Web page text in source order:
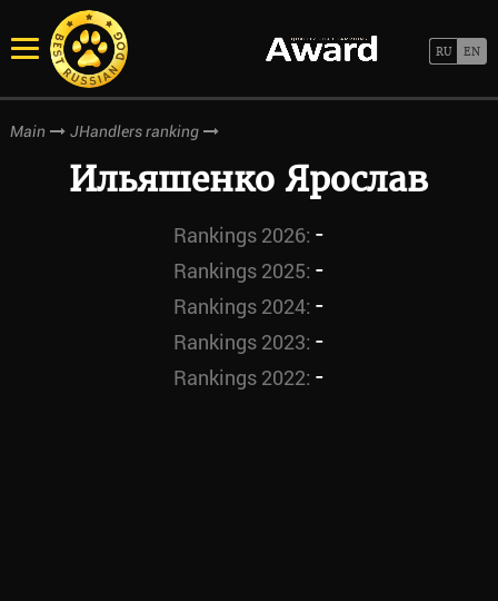
Main JHandlers ranking
Ильяшенко Ярослав
Rankings 2026:-
Rankings 2025:-
Rankings 2024:-
Rankings 2023:-
Rankings 2022:-